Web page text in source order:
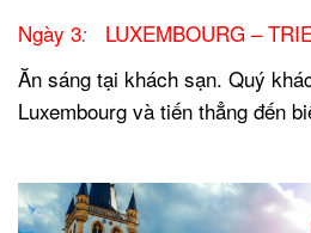
Ngày 3:
LUXEMBOURG –
Ăn sáng tại khách sạn. Quý
Luxembourg và tiến thẳng đến